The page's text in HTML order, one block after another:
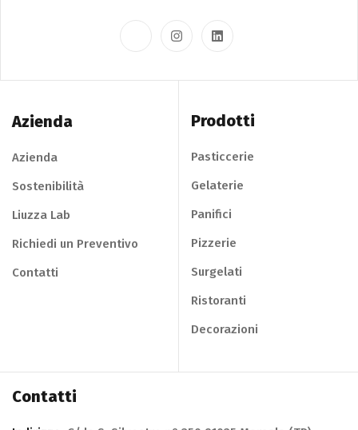
Azienda
Azienda
Sostenibilità
Liuzza Lab
Richiedi un Preventivo
Contatti
Prodotti
Pasticcerie
Gelaterie
Panifici
Pizzerie
Surgelati
Ristoranti
Decorazioni
Contatti